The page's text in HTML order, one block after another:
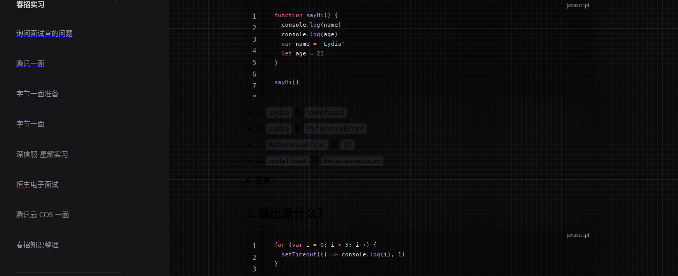
春招实习
询问面试官的问题
腾讯一面
字节一面准备
字节一面
深信服-星耀实习
恒生电子面试
腾讯云 COS 一面
春招知识整理
javascript
function sayHi () {
  console.
log (name)
  console.
log (age)
  var
name = 'Lydia'
  let
age = 21
}
sayHi ()
1
2
3
4
5
6
7
8
A: Lydia undefined
B: Lydia 和 ReferenceError
C: ReferenceError 21
D: undefined ReferenceError
答案
2. 输出是什么？
javascript
for (var i = 0 ; i < 3 ; i++) {
  setTimeout
(() => console. log (i), 1 )
}
1
2
3